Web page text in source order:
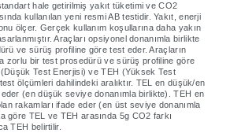
Aktarılacağı Taraflar:
gerçekleştirebilmek için
tedarikçiler, iş
şirketlerimiz ve üreticiler.
hale getirilmiş yakıt tüketimi ve CO2
kullanılan yeni resmi AB testidir. Yakıt, enerji
ölçer. Gerçek kullanım koşullarına daha yakın
Araçları opsiyonel donanımla birlikte
ve sürüş profiline göre test eder. Araçların
zorlu bir test prosedürü ve sürüş profiline göre
Test Enerjisi) ve TEH (Yüksek Test
ölçümleri dahilindeki aralıktır. TEL en düşük/en
(en düşük seviye donanımla birlikte). TEH en
rakamları ifade eder (en üst seviye donanımla
göre TEL ve TEH arasında 5g CO2 farkı
TEH belirtilir.